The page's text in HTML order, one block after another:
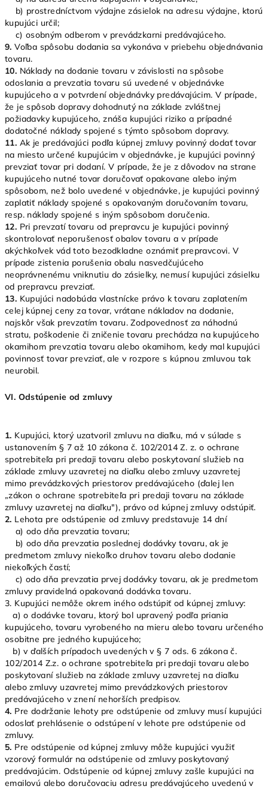
b) prostredníctvom výdajne zásielok na adresu výdajne, ktorú
kupujúci určil;
c) osobným odberom v prevádzkarni predávajúceho.
9. Voľba spôsobu dodania sa vykonáva v priebehu objednávania
tovaru.
10. Náklady na dodanie tovaru v závislosti na spôsobe
odoslania a prevzatia tovaru sú uvedené v objednávke
kupujúceho a v potvrdení objednávky predávajúcim. V prípade,
že je spôsob dopravy dohodnutý na základe zvláštnej
požiadavky kupujúceho, znáša kupujúci riziko a prípadné
dodatočné náklady spojené s týmto spôsobom dopravy.
11. Ak je predávajúci podľa kúpnej zmluvy povinný dodať tovar
na miesto určené kupujúcim v objednávke, je kupujúci povinný
prevziať tovar pri dodaní. V prípade, že je z dôvodov na strane
kupujúceho nutné tovar doručovať opakovane alebo iným
spôsobom, než bolo uvedené v objednávke, je kupujúci povinný
zaplatiť náklady spojené s opakovaným doručovaním tovaru,
resp. náklady spojené s iným spôsobom doručenia.
12. Pri prevzatí tovaru od prepravcu je kupujúci povinný
skontrolovať neporušenosť obalov tovaru a v prípade
akýchkoľvek vád toto bezodkladne oznámiť prepravcovi. V
prípade zistenia porušenia obalu nasvedčujúceho
neoprávnenému vniknutiu do zásielky, nemusí kupujúci zásielku
od prepravcu prevziať.
13. Kupujúci nadobúda vlastnícke právo k tovaru zaplatením
celej kúpnej ceny za tovar, vrátane nákladov na dodanie,
najskôr však prevzatím tovaru. Zodpovednosť za náhodnú
stratu, poškodenie či zničenie tovaru prechádza na kupujúceho
okamihom prevzatia tovaru alebo okamihom, kedy mal kupujúci
povinnosť tovar prevziať, ale v rozpore s kúpnou zmluvou tak
neurobil.
VI. Odstúpenie od zmluvy
1. Kupujúci, ktorý uzatvoril zmluvu na diaľku, má v súlade s
ustanovením § 7 až 10 zákona č. 102/2014 Z. z. o ochrane
spotrebiteľa pri predaji tovaru alebo poskytovaní služieb na
základe zmluvy uzavretej na diaľku alebo zmluvy uzavretej
mimo prevádzkových priestorov predávajúceho (ďalej len
„zákon o ochrane spotrebiteľa pri predaji tovaru na základe
zmluvy uzavretej na diaľku"), právo od kúpnej zmluvy odstúpiť.
2. Lehota pre odstúpenie od zmluvy predstavuje 14 dní
a) odo dňa prevzatia tovaru;
b) odo dňa prevzatia poslednej dodávky tovaru, ak je
predmetom zmluvy niekoľko druhov tovaru alebo dodanie
niekoľkých častí;
c) odo dňa prevzatia prvej dodávky tovaru, ak je predmetom
zmluvy pravidelná opakovaná dodávka tovaru.
3. Kupujúci nemôže okrem iného odstúpiť od kúpnej zmluvy:
a) o dodávke tovaru, ktorý bol upravený podľa priania
kupujúceho, tovaru vyrobeného na mieru alebo tovaru určeného
osobitne pre jedného kupujúceho;
b) v ďalších prípadoch uvedených v § 7 ods. 6 zákona č.
102/2014 Z.z. o ochrane spotrebiteľa pri predaji tovaru alebo
poskytovaní služieb na základe zmluvy uzavretej na diaľku
alebo zmluvy uzavretej mimo prevádzkových priestorov
predávajúceho v znení nehorších predpisov.
4. Pre dodržanie lehoty pre odstúpenie od zmluvy musí kupujúci
odoslať prehlásenie o odstúpení v lehote pre odstúpenie od
zmluvy.
5. Pre odstúpenie od kúpnej zmluvy môže kupujúci využiť
vzorový formulár na odstúpenie od zmluvy poskytovaný
predávajúcim. Odstúpenie od kúpnej zmluvy zašle kupujúci na
emailovú alebo doručovaciu adresu predávajúceho uvedenú v